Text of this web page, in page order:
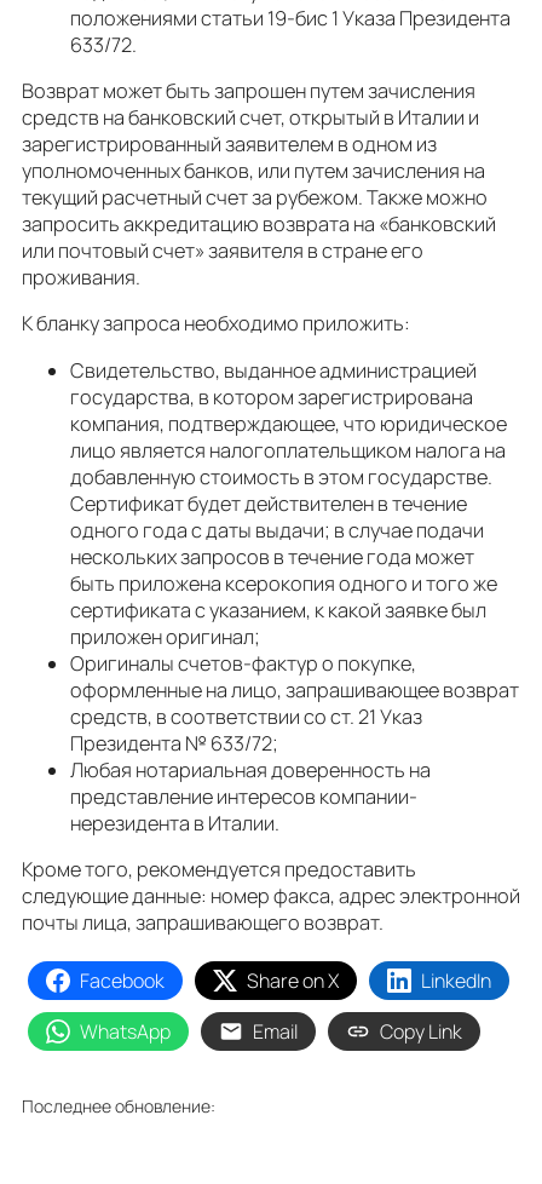
положениями статьи 19-бис 1 Указа Президента
633/72.
Возврат может быть запрошен путем зачисления
средств на банковский счет, открытый в Италии и
зарегистрированный заявителем в одном из
уполномоченных банков, или путем зачисления на
текущий расчетный счет за рубежом. Также можно
запросить аккредитацию возврата на «банковский
или почтовый счет» заявителя в стране его
проживания.
К бланку запроса необходимо приложить:
Свидетельство, выданное администрацией
государства, в котором зарегистрирована
компания, подтверждающее, что юридическое
лицо является налогоплательщиком налога на
добавленную стоимость в этом государстве.
Сертификат будет действителен в течение
одного года с даты выдачи; в случае подачи
нескольких запросов в течение года может
быть приложена ксерокопия одного и того же
сертификата с указанием, к какой заявке был
приложен оригинал;
Оригиналы счетов-фактур о покупке,
оформленные на лицо, запрашивающее возврат
средств, в соответствии со ст. 21 Указ
Президента № 633/72;
Любая нотариальная доверенность на
представление интересов компании-
нерезидента в Италии.
Кроме того, рекомендуется предоставить
следующие данные: номер факса, адрес электронной
почты лица, запрашивающего возврат.
Facebook Share on X
LinkedIn
WhatsApp
Email Copy Link
Последнее обновление: